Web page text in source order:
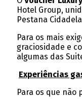
Hotel Group,
Pestana
Para os mais
graciosidade e
algumas das
Experiências
Para os que